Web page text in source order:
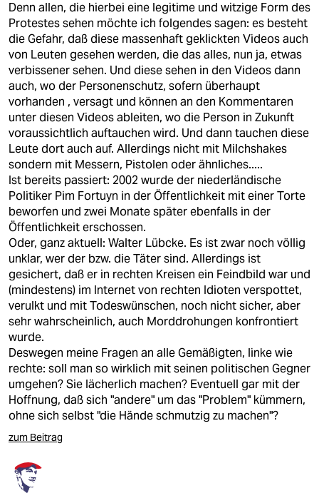
Denn allen, die hierbei eine legitime und witzige Form des
Protestes sehen möchte ich folgendes sagen: es besteht
die Gefahr, daß diese massenhaft geklickten Videos auch
von Leuten gesehen werden, die das alles, nun ja, etwas
verbissener sehen. Und diese sehen in den Videos dann
auch, wo der Personenschutz, sofern überhaupt
vorhanden , versagt und können an den Kommentaren
unter diesen Videos ableiten, wo die Person in Zukunft
voraussichtlich auftauchen wird. Und dann tauchen diese
Leute dort auch auf. Allerdings nicht mit Milchshakes
sondern mit Messern, Pistolen oder ähnliches.....
Ist bereits passiert: 2002 wurde der niederländische
Politiker Pim Fortuyn in der Öffentlichkeit mit einer Torte
beworfen und zwei Monate später ebenfalls in der
Öffentlichkeit erschossen.
Oder, ganz aktuell: Walter Lübcke. Es ist zwar noch völlig
unklar, wer der bzw. die Täter sind. Allerdings ist
gesichert, daß er in rechten Kreisen ein Feindbild war und
(mindestens) im Internet von rechten Idioten verspottet,
verulkt und mit Todeswünschen, noch nicht sicher, aber
sehr wahrscheinlich, auch Morddrohungen konfrontiert
wurde.
Deswegen meine Fragen an alle Gemäßigten, linke wie
rechte: soll man so wirklich mit seinen politischen Gegner
umgehen? Sie lächerlich machen? Eventuell gar mit der
Hoffnung, daß sich "andere" um das "Problem" kümmern,
ohne sich selbst "die Hände schmutzig zu machen"?
zum Beitrag